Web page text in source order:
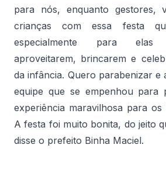
para nós, enquanto gestores,
crianças com essa festa
especialmente para elas
aproveitarem, brincarem e
da infância. Quero parabenizar e
equipe que se empenhou para
experiência maravilhosa para os
A festa foi muito bonita, do jeito
disse o prefeito Binha Maciel.